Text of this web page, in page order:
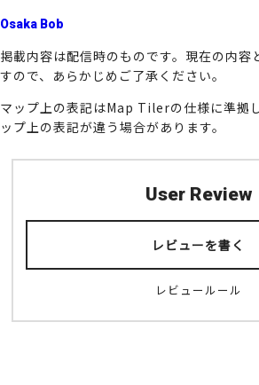
Osaka Bob
掲載内容は配信時のものです。現在の内容
すので、あらかじめご了承ください。
マップ上の表記はMap Tilerの仕様に準拠
ップ上の表記が違う場合があります。
User Review
レビューを書く
レビュールール